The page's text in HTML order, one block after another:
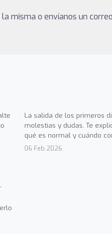
misma o envíanos un
La salida de los primeros
molestias y dudas. Te
qué es normal y cuándo
06 Feb 2026